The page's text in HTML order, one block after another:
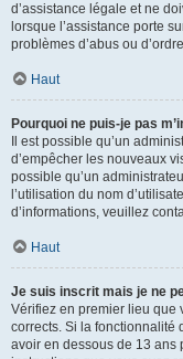
d’assistance légale et ne
lorsque l’assistance porte
problèmes d’abus ou
Haut
Pourquoi ne puis-je pas
Il est possible qu’un
d’empêcher les nouveaux
possible qu’un
l’utilisation du nom
d’informations, veuillez
Haut
Je suis inscrit mais je ne
Vérifiez en premier lieu que
corrects. Si la fonctionnalité
avoir en dessous de 13 ans